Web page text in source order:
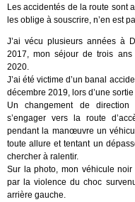
Les accidentés de la route sont
les oblige à souscrire, n’en est
J’ai vécu plusieurs années à
2017, mon séjour de trois ans
2020.
J’ai été victime d’un banal
décembre 2019, lors d’une
Un changement de
s’engager vers la route
pendant la manœuvre un
toute allure et tentant un
chercher à ralentir.
Sur la photo, mon véhicule
par la violence du choc
arrière gauche.